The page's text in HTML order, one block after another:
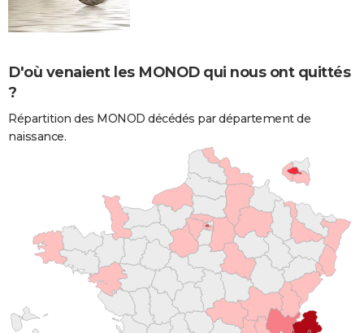
D'où venaient les MONOD qui nous ont quittés
?
Répartition des MONOD décédés par département de
naissance.